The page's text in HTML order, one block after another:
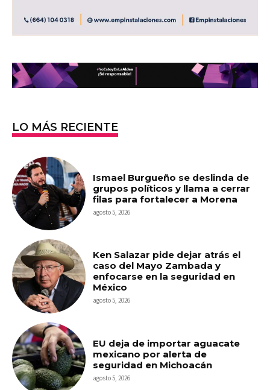
LO MÁS RECIENTE
Ismael Burgueño se deslinda de
grupos políticos y llama a cerrar
filas para fortalecer a Morena
agosto 5, 2026
Ken Salazar pide dejar atrás el
caso del Mayo Zambada y
enfocarse en la seguridad en
México
agosto 5, 2026
EU deja de importar aguacate
mexicano por alerta de
seguridad en Michoacán
agosto 5, 2026